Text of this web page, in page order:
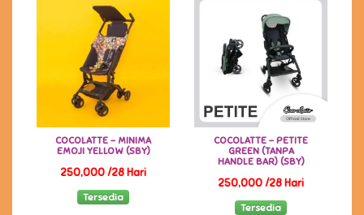
COCOLATTE - MINIMA
EMOJI YELLOW (SBY)
250,000 /28 Hari
Tersedia
COCOLATTE - PETITE
GREEN (TANPA
HANDLE BAR) (SBY)
250,000 /28 Hari
Tersedia